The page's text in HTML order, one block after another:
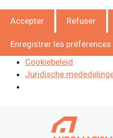
Accepter Refuser
Enregistrer les préférences
Cookiebeleid
Juridische